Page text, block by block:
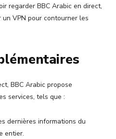
regarder BBC Arabic en direct,
VPN pour contourner les
BBC Arabic propose
services, tels que :
dernières informations du
entier.